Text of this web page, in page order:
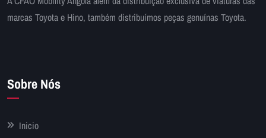
marcas Toyota e Hino, também distribuímos peças genuínas Toyota.
Sobre Nós
Inicio